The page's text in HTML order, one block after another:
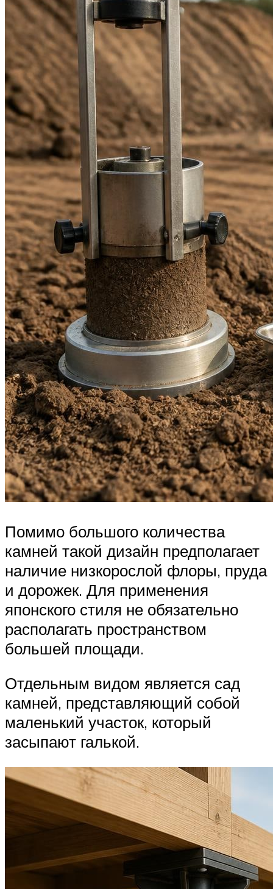
Помимо большого количества
камней такой дизайн предполагает
наличие низкорослой флоры, пруда
и дорожек. Для применения
японского стиля не обязательно
располагать пространством
большей площади.
Отдельным видом является сад
камней, представляющий собой
маленький участок, который
засыпают галькой.